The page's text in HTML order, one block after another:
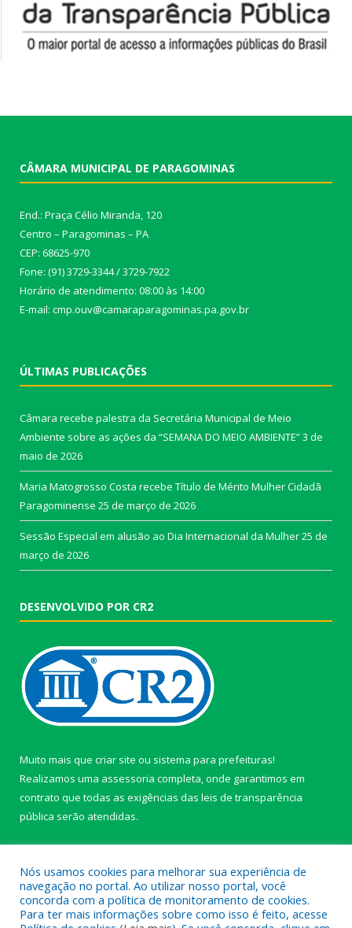
CÂMARA MUNICIPAL DE PARAGOMINAS
End.: Praça Célio Miranda, 120
Centro – Paragominas – PA
CEP: 68625-970
Fone: (91) 3729-3344 / 3729-7922
Horário de atendimento: 08:00 às 14:00
E-mail: cmp.ouv@camaraparagominas.pa.gov.br
ÚLTIMAS PUBLICAÇÕES
Câmara recebe palestra da Secretária Municipal de Meio
Ambiente sobre as ações da “SEMANA DO MEIO AMBIENTE”3 de
maio de 2026
Maria Matogrosso Costa recebe Título de Mérito Mulher Cidadã
Paragominense 25 de março de 2026
Sessão Especial em alusão ao Dia Internacional da Mulher25 de
março de 2026
DESENVOLVIDO POR CR2
Muito mais que criar site ou sistema para prefeituras!
Realizamos uma assessoria completa, onde garantimos em
contrato que todas as exigências das leis de transparência
pública serão atendidas.
Nós usamos cookies para melhorar sua experiência de
navegação no portal. Ao utilizar nosso portal, você
concorda com a política de monitoramento de cookies.
Para ter mais informações sobre como isso é feito, acesse